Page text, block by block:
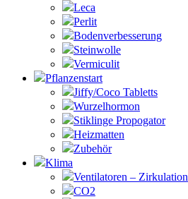
Leca
Perlit
Bodenverbesserung
Steinwolle
Vermiculit
Pflanzenstart
Jiffy/Coco Tabletts
Wurzelhormon
Stiklinge Propogator
Heizmatten
Zubehör
Klima
Ventilatoren – Zirkulation
CO2